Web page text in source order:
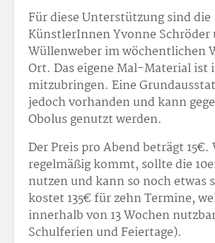
Für diese Unterstützung sind die
KünstlerInnen Yvonne Schröder
Wüllenweber im wöchentlichen
Ort. Das eigene Mal-Material ist
mitzubringen. Eine
jedoch vorhanden und kann
Obolus genutzt werden.
Der Preis pro Abend beträgt 15€.
regelmäßig kommt, sollte die
nutzen und kann so noch etwas
kostet 135€ für zehn Termine,
innerhalb von 13 Wochen
Schulferien und Feiertage).